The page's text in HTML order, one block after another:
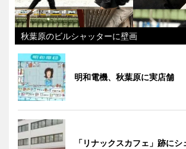
秋葉原のビルシャッターに壁画
明和電機、秋葉原に実店舗
「リナックスカフェ」跡に